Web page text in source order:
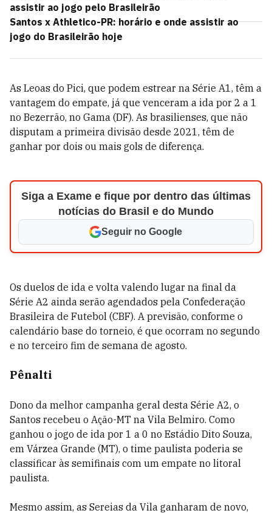
assistir ao jogo pelo Brasileirão
Santos x Athletico-PR: horário e onde assistir ao
jogo do Brasileirão hoje
As Leoas do Pici, que podem estrear na Série A1, têm a
vantagem do empate, já que venceram a ida por 2 a 1
no Bezerrão, no Gama (DF). As brasilienses, que não
disputam a primeira divisão desde 2021, têm de
ganhar por dois ou mais gols de diferença.
Siga a Exame e fique por dentro das últimas
notícias do Brasil e do Mundo
Seguir no Google
Os duelos de ida e volta valendo lugar na final da
Série A2 ainda serão agendados pela Confederação
Brasileira de Futebol (CBF). A previsão, conforme o
calendário base do torneio, é que ocorram no segundo
e no terceiro fim de semana de agosto.
Pênalti
Dono da melhor campanha geral desta Série A2, o
Santos recebeu o Ação-MT na Vila Belmiro. Como
ganhou o jogo de ida por 1 a 0 no Estádio Dito Souza,
em Várzea Grande (MT), o time paulista poderia se
classificar às semifinais com um empate no litoral
paulista.
Mesmo assim, as Sereias da Vila ganharam de novo,